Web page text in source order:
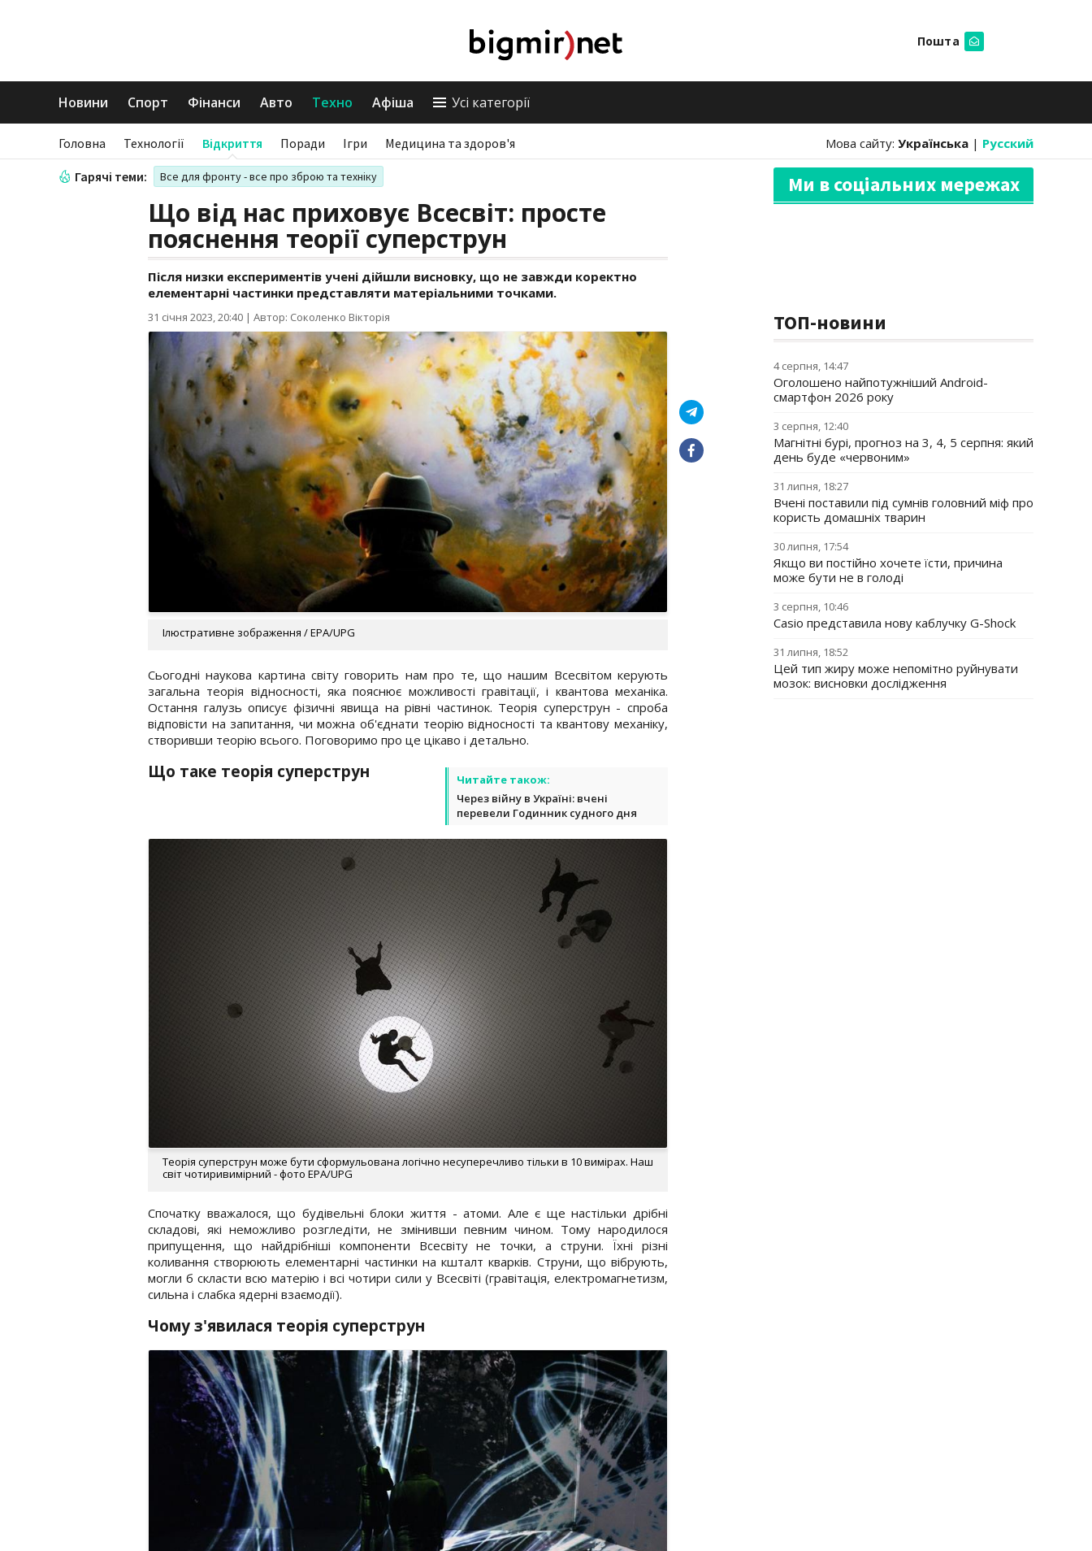
Пошта
Новини Спорт Фінанси Авто Техно Афіша Усі категорії
Головна Технології Відкриття Поради Ігри Медицина та здоров'я Мова сайту: Українська | Русский
Гарячі теми: Все для фронту - все про зброю та техніку
Що від нас приховує Всесвіт: просте
пояснення теорії суперструн
Після низки експериментів учені дійшли висновку, що не завжди коректно
елементарні частинки представляти матеріальними точками.
31 січня 2023, 20:40 | Автор: Соколенко Вікторія
Ілюстративне зображення / EPA/UPG
Сьогодні наукова картина світу говорить нам про те, що нашим Всесвітом керують
загальна теорія відносності, яка пояснює можливості гравітації, і квантова механіка.
Остання галузь описує фізичні явища на рівні частинок. Теорія суперструн - спроба
відповісти на запитання, чи можна об'єднати теорію відносності та квантову механіку,
створивши теорію всього. Поговоримо про це цікаво і детально.
Читайте також:
Через війну в Україні: вчені
перевели Годинник судного дня
Що таке теорія суперструн
Теорія суперструн може бути сформульована логічно несуперечливо тільки в 10 вимірах. Наш
світ чотиривимірний - фото EPA/UPG
Спочатку вважалося, що будівельні блоки життя - атоми. Але є ще настільки дрібні
складові, які неможливо розгледіти, не змінивши певним чином. Тому народилося
припущення, що найдрібніші компоненти Всесвіту не точки, а струни. Їхні різні
коливання створюють елементарні частинки на кшталт кварків. Струни, що вібрують,
могли б скласти всю матерію і всі чотири сили у Всесвіті (гравітація, електромагнетизм,
сильна і слабка ядерні взаємодії).
Чому з'явилася теорія суперструн
Ми в соціальних мережах
ТОП-новини
4 серпня, 14:47
Оголошено найпотужніший Android-
смартфон 2026 року
3 серпня, 12:40
Магнітні бурі, прогноз на 3, 4, 5 серпня: який
день буде «червоним»
31 липня, 18:27
Вчені поставили під сумнів головний міф про
користь домашніх тварин
30 липня, 17:54
Якщо ви постійно хочете їсти, причина
може бути не в голоді
3 серпня, 10:46
Casio представила нову каблучку G-Shock
31 липня, 18:52
Цей тип жиру може непомітно руйнувати
мозок: висновки дослідження